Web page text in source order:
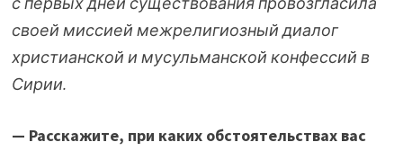
своей миссией межрелигиозный диалог
христианской и мусульманской конфессий в
Сирии.
— Расскажите, при каких обстоятельствах вас